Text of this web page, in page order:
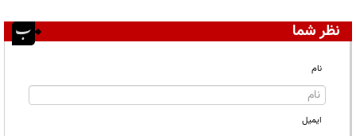
نظر شما
نام
ایمیل